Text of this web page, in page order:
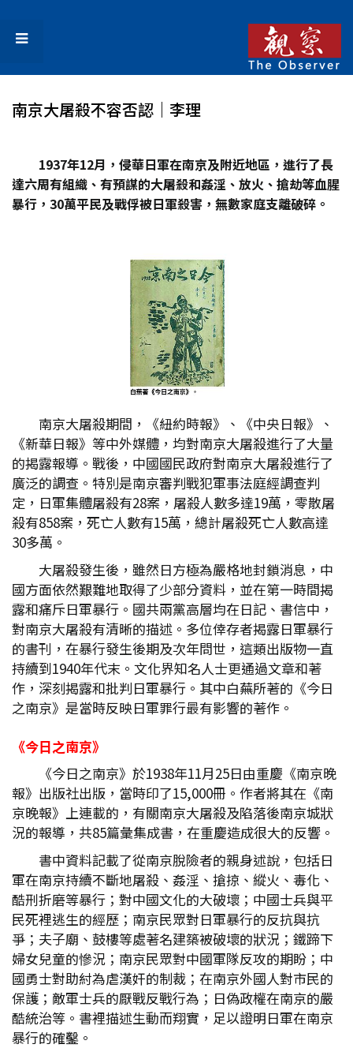
南京大屠殺不容否認｜李理
1937年12月，侵華日軍在南京及附近地區，進行了長
達六周有組織、有預謀的大屠殺和姦淫、放火、搶劫等血腥
暴行，30萬平民及戰俘被日軍殺害，無數家庭支離破碎。
南京大屠殺期間，《紐約時報》、《中央日報》、
《新華日報》等中外媒體，均對南京大屠殺進行了大量
的揭露報導。戰後，中國國民政府對南京大屠殺進行了
廣泛的調查。特別是南京審判戰犯軍事法庭經調查判
定，日軍集體屠殺有28案，屠殺人數多達19萬，零散屠
殺有858案，死亡人數有15萬，總計屠殺死亡人數高達
30多萬。
大屠殺發生後，雖然日方極為嚴格地封鎖消息，中
國方面依然艱難地取得了少部分資料，並在第一時間揭
露和痛斥日軍暴行。國共兩黨高層均在日記、書信中，
對南京大屠殺有清晰的描述。多位倖存者揭露日軍暴行
的書刊，在暴行發生後期及次年問世，這類出版物一直
持續到1940年代末。文化界知名人士更通過文章和著
作，深刻揭露和批判日軍暴行。其中白蕪所著的《今日
之南京》是當時反映日軍罪行最有影響的著作。
《今日之南京》
《今日之南京》於1938年11月25日由重慶《南京晚
報》出版社出版，當時印了15,000冊。作者將其在《南
京晚報》上連載的，有關南京大屠殺及陷落後南京城狀
況的報導，共85篇彙集成書，在重慶造成很大的反響。
書中資料記載了從南京脫險者的親身述說，包括日
軍在南京持續不斷地屠殺、姦淫、搶掠、縱火、毒化、
酷刑折磨等暴行；對中國文化的大破壞；中國士兵與平
民死裡逃生的經歷；南京民眾對日軍暴行的反抗與抗
爭；夫子廟、鼓樓等處著名建築被破壞的狀況；鐵蹄下
婦女兒童的慘況；南京民眾對中國軍隊反攻的期盼；中
國勇士對助紂為虐漢奸的制裁；在南京外國人對市民的
保護；敵軍士兵的厭戰反戰行為；日偽政權在南京的嚴
酷統治等。書裡描述生動而翔實，足以證明日軍在南京
暴行的確鑿。